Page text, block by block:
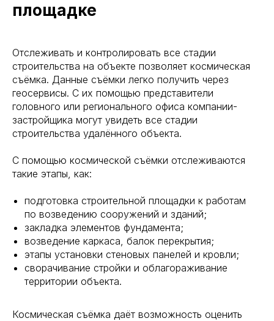
площадке
Отслеживать и контролировать все стадии
строительства на объекте позволяет космическая
съёмка. Данные съёмки легко получить через
геосервисы. С их помощью представители
головного или регионального офиса компании-
застройщика могут увидеть все стадии
строительства удалённого объекта.
С помощью космической съёмки отслеживаются
такие этапы, как:
подготовка строительной площадки к работам
по возведению сооружений и зданий;
закладка элементов фундамента;
возведение каркаса, балок перекрытия;
этапы установки стеновых панелей и кровли;
сворачивание стройки и облагораживание
территории объекта.
Космическая съёмка даёт возможность оценить